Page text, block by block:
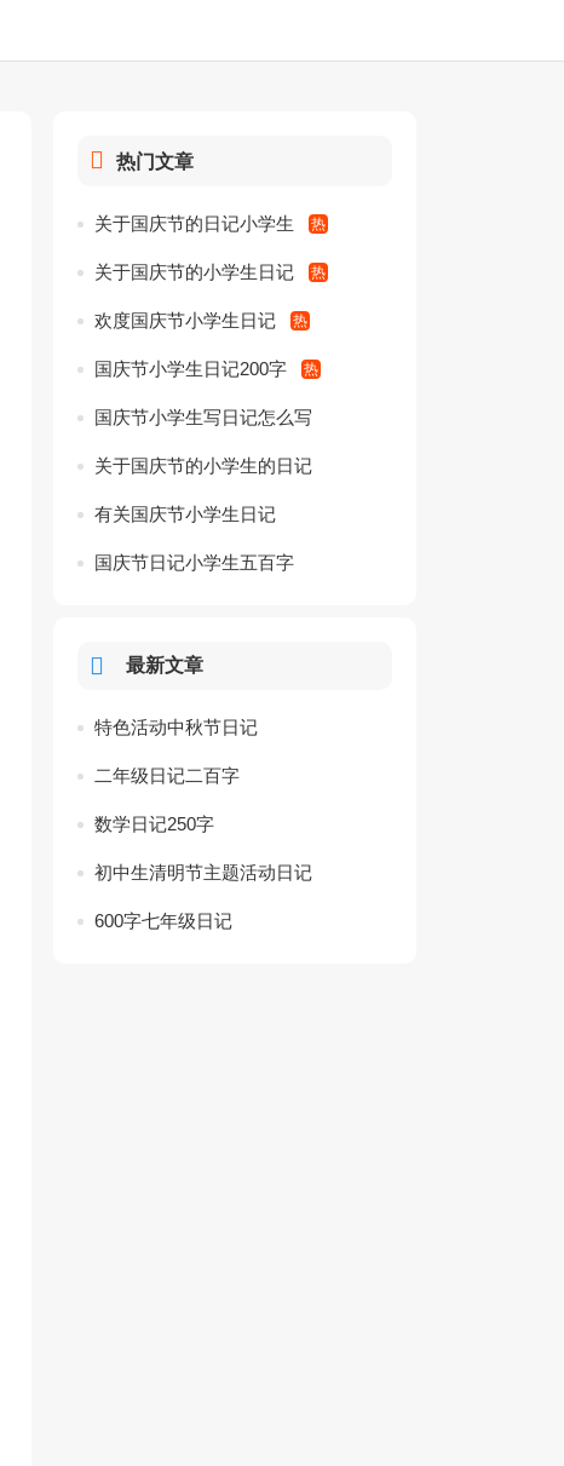
热门文章
关于国庆节的日记小学生
关于国庆节的小学生日记
欢度国庆节小学生日记
国庆节小学生日记200字
国庆节小学生写日记怎么写
关于国庆节的小学生的日记
有关国庆节小学生日记
国庆节日记小学生五百字
最新文章
特色活动中秋节日记
二年级日记二百字
数学日记250字
初中生清明节主题活动日记
600字七年级日记